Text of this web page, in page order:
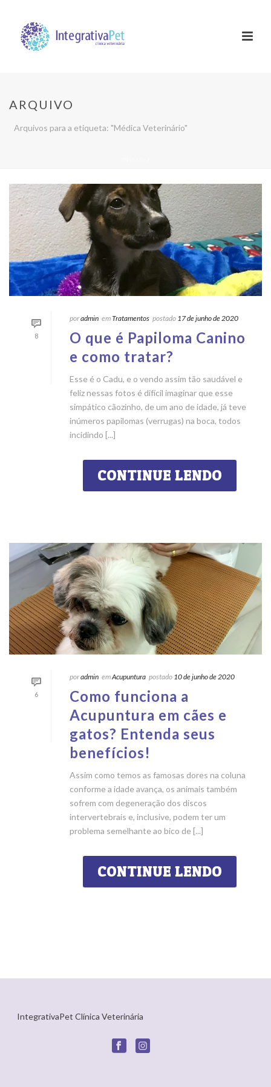
ARQUIVO
Arquivos para a etiqueta: "Médica Veterinário"
8
poradmin emTratamentos postado 17 de junho de 2020
O que é Papiloma Canino
e como tratar?
Esse é o Cadu, e o vendo assim tão saudável e
feliz nessas fotos é difícil imaginar que esse
simpático cãozinho, de um ano de idade, já teve
inúmeros papilomas (verrugas) na boca, todos
incidindo [...]
CONTINUE LENDO
6
poradmin emAcupuntura postado 10 de junho de 2020
Como funciona a
Acupuntura em cães e
gatos? Entenda seus
benefícios!
Assim como temos as famosas dores na coluna
conforme a idade avança, os animais também
sofrem com degeneração dos discos
intervertebrais e, inclusive, podem ter um
problema semelhante ao bico de [...]
CONTINUE LENDO
IntegrativaPet Clínica Veterinária